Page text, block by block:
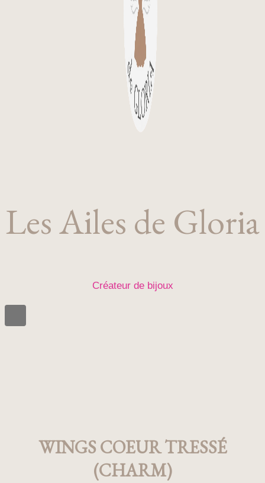
Les Ailes de Gloria
Créateur de bijoux
WINGS COEUR TRESSÉ
(CHARM)